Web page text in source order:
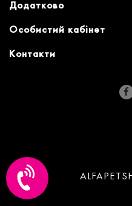
Додатково
Особистий кабінет
Контакти